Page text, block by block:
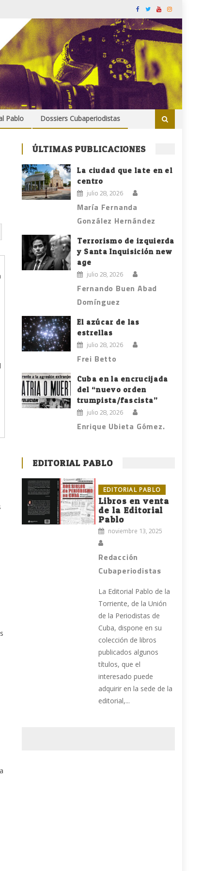
Pablo Dossiers Cubaperiodistas
ÚLTIMAS PUBLICACIONES
La ciudad que late en el
centro
julio 28, 2026
María Fernanda
González Hernández
Terrorismo de izquierda
y Santa Inquisición new
age
julio 28, 2026
Fernando Buen Abad
Domínguez
El azúcar de las
estrellas
julio 28, 2026
Frei Betto
Cuba en la encrucijada
del “nuevo orden
trumpista/fascista”
julio 28, 2026
Enrique Ubieta Gómez.
EDITORIAL PABLO
EDITORIAL PABLO
Libros en venta
de la Editorial
Pablo
noviembre 13, 2025
Redacción
Cubaperiodistas
La Editorial Pablo de la
Torriente, de la Unión
de la Periodistas de
Cuba, dispone en su
colección de libros
publicados algunos
títulos, que el
interesado puede
adquirir en la sede de la
editorial,...